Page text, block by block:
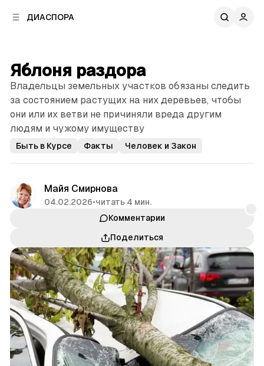
ДИАСПОРА
Яблоня раздора
Владельцы земельных участков обязаны следить
за состоянием растущих на них деревьев, чтобы
они или их ветви не причиняли вреда другим
людям и чужому имуществу
Быть в Курсе Факты Человек и Закон
Майя Смирнова
04.02.2026•читать 4 мин.
Комментарии
Поделиться